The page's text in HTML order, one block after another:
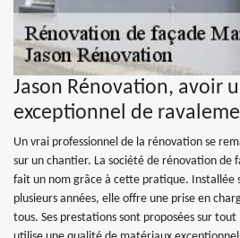
Jason Rénovation, avoir
exceptionnel de
Un vrai professionnel de la rénovation se
sur un chantier. La société de rénovation de
fait un nom grâce à cette pratique. Installée
plusieurs années, elle offre une prise en
tous. Ses prestations sont proposées sur